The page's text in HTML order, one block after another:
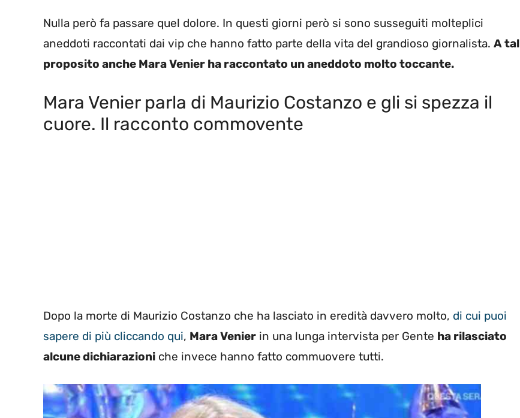
Nulla però fa passare quel dolore. In questi giorni però si sono susseguiti molteplici
aneddoti raccontati dai vip che hanno fatto parte della vita del grandioso giornalista. A tal
proposito anche Mara Venier ha raccontato un aneddoto molto toccante.
Mara Venier parla di Maurizio Costanzo e gli si spezza il
cuore. Il racconto commovente
Dopo la morte di Maurizio Costanzo che ha lasciato in eredità davvero molto, di cui puoi
sapere di più cliccando qui, Mara Venier in una lunga intervista per Gente ha rilasciato
alcune dichiarazioni che invece hanno fatto commuovere tutti.